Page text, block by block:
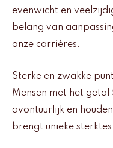
evenwicht en
belang van
onze carrières.
Sterke en zwakke
Mensen met het getal
avontuurlijk en
brengt unieke